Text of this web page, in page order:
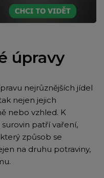
úpravy
nejrůznějších jídel
nejen jejich
nebo vzhled. K
patří vaření,
způsob se
na druhu potraviny,